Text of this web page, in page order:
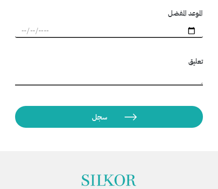
الموعد المفضل
تعليق